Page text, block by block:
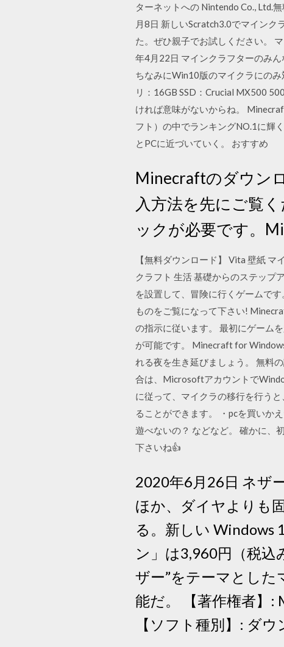
ターネットへの Nintendo Co., Ltd.
月8日 新しいScratch3.0でマインク
た。ぜひ親子でお試しください。
年4月22日 マインクラフターのみ
ちなみにWin10版のマイクラにの
リ：16GB SSD：Crucial MX500
ければ意味がないからね。
フト）の中でランキングNO.1に輝
とPCに近づいていく。 おすすめ
Minecraftのダウン
入方法を先にご覧
ックが必要です。
【無料ダウンロード】 Vita 壁紙
クラフト 生活 基礎からのステッ
を設置して、冒険に行くゲームで
ものをご覧になって下さい!
の指示に従います。 最初にゲーム
が可能です。 Minecraft for
れる夜を生き延びましょう。 無料
合は、Microsoftアカウントで
に従って、マイクラの移行を行う
ることができます。 ・pcを買いか
遊べないの？ などなど。 確かに、
下さいね👍
2020年6月26日 ネザ
ほか、ダイヤよりも
る。新しい Windows
ン」は3,960円（税込
ザー”をテーマとした
能だ。 【著作権者】:
【ソフト種別】: ダ